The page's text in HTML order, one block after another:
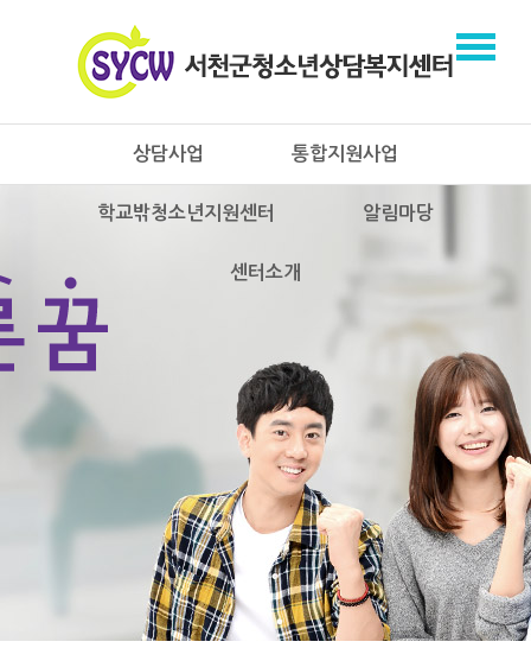
상담사업 통합지원사업
학교밖청소년지원센터 알림마당
센터소개